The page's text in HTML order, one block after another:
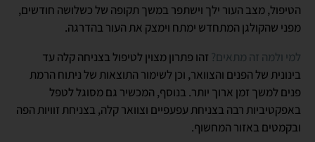
הטיפול, מצב העור ילך וישתפר במשך תקופה של כשלושה חודשים,
מפני שהקולגן המתחדש ימתח וימצק את העור בהדרגה.
למי ולמה זה מתאים? זהו פתרון מצוין לטיפול בצניחה קלה עד
בינונית של הפנים והצוואר, וכן לשימור התוצאות של ניתוח הרמת
פנים למשך זמן ארוך יותר. בנוסף, המכשיר גם מסוגל לטפל
באפקטיביות רבה בצניחת עפעפיים וצוואר קלה, בצניחת זוויות הפה
ובקמטים באזור המחשוף.